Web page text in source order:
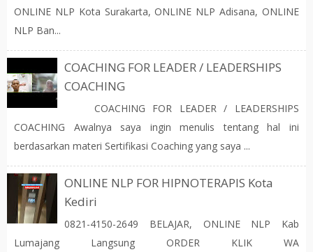
ONLINE NLP Kota Surakarta, ONLINE NLP Adisana, ONLINE
NLP Ban...
COACHING FOR LEADER / LEADERSHIPS
COACHING
COACHING FOR LEADER / LEADERSHIPS
COACHING Awalnya saya ingin menulis tentang hal ini
berdasarkan materi Sertifikasi Coaching yang saya ...
ONLINE NLP FOR HIPNOTERAPIS Kota
Kediri
0821-4150-2649 BELAJAR, ONLINE NLP Kab
Lumajang Langsung ORDER KLIK WA